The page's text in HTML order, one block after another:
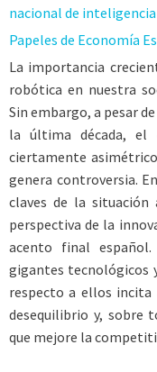
nacional de
Papeles de Economía
La importancia
robótica en nuestra
Sin embargo, a pesar
la última década, el
ciertamente
genera controversia.
claves de la situación
perspectiva de la
acento final
gigantes tecnológicos
respecto a ellos incita
desequilibrio y, sobre
que mejore la